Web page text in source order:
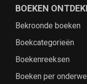
BOEKEN
Bekroonde boeken
Boekcategorieën
Boekenreeksen
Boeken per